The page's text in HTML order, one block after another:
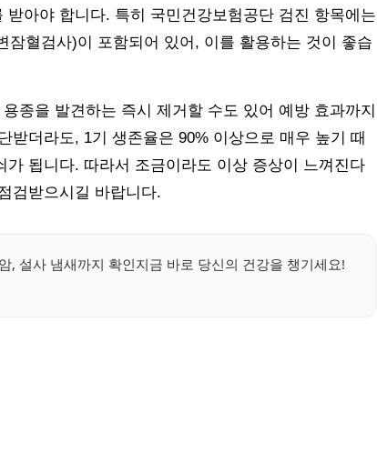
아야 합니다. 특히 국민건강보험공단 검진 항목에는
잠혈검사)이 포함되어 있어, 이를 활용하는 것이 좋습
종을 발견하는 즉시 제거할 수도 있어 예방 효과까지
받더라도, 1기 생존율은 90% 이상으로 매우 높기 때
됩니다. 따라서 조금이라도 이상 증상이 느껴진다
검받으시길 바랍니다.
, 설사 냄새까지 확인지금 바로 당신의 건강을 챙기세요!